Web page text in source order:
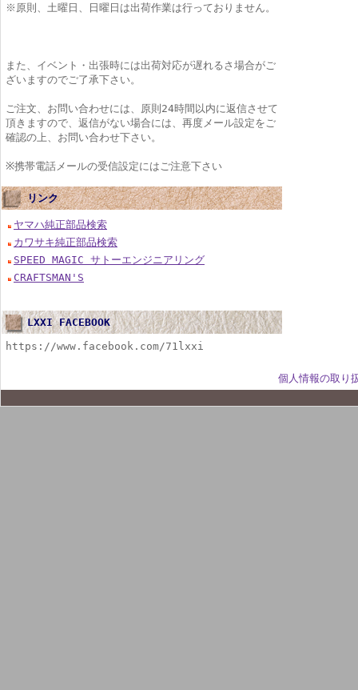
※原則、土曜日、日曜日は出荷作業は行っておりません。
また、イベント・出張時には出荷対応が遅れるさ場合がご
ざいますのでご了承下さい。
ご注文、お問い合わせには、原則24時間以内に返信させて
頂きますので、返信がない場合には、再度メール設定をご
確認の上、お問い合わせ下さい。
※携帯電話メールの受信設定にはご注意下さい
リンク
ヤマハ純正部品検索
カワサキ純正部品検索
SPEED MAGIC サトーエンジニアリング
CRAFTSMAN'S
LXXI FACEBOOK
https://www.facebook.com/71lxxi
個人情報の取り